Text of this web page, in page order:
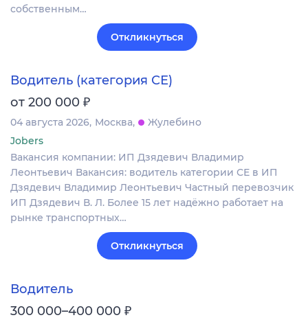
собственным…
Откликнуться
Водитель (категория СЕ)
от 200 000 ₽
04 августа 2026 Москва
Жулебино
Jobers
Вакансия компании: ИП Дзядевич Владимир
Леонтьевич Вакансия: водитель категории СЕ в ИП
Дзядевич Владимир Леонтьевич Частный перевозчик
ИП Дзядевич В. Л. Более 15 лет надёжно работает на
рынке транспортных…
Откликнуться
Водитель
300 000–400 000 ₽